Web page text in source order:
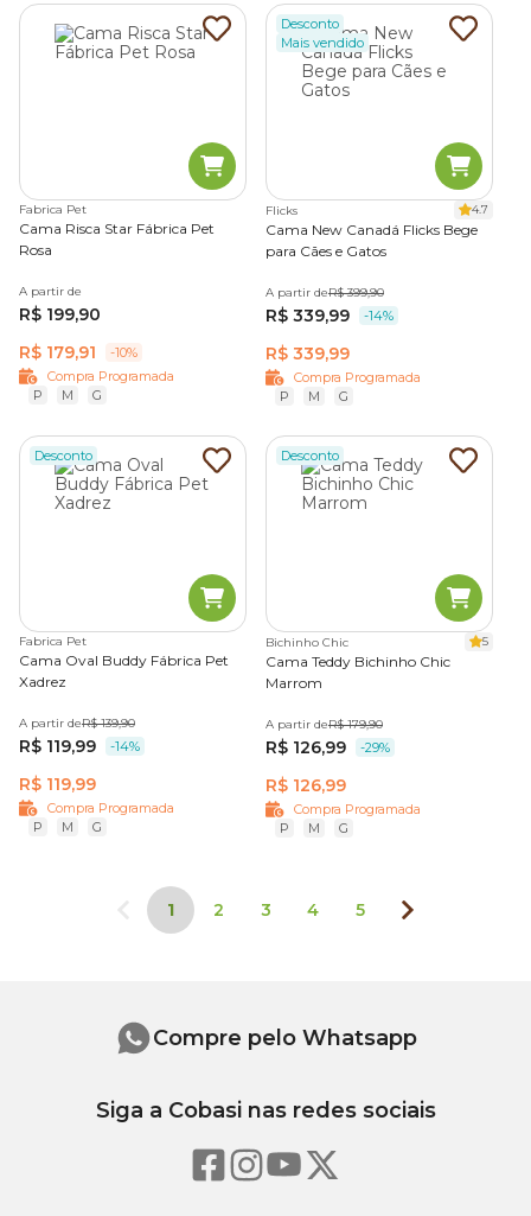
Fabrica Pet
Cama Risca Star Fábrica Pet
Rosa
A partir de
R$ 199,90
R$ 179,91
-10%
Compra Programada
P
M G
Desconto
Mais vendido
Flicks 4.7
Cama New Canadá Flicks Bege
para Cães e Gatos
A partir deR$ 399,90
R$ 339,99 -14%
R$ 339,99
Compra Programada
P
M G
Desconto
Fabrica Pet
Cama Oval Buddy Fábrica Pet
Xadrez
A partir deR$ 139,90
R$ 119,99 -14%
R$ 119,99
Compra Programada
P
M G
Desconto
Bichinho Chic 5
Cama Teddy Bichinho Chic
Marrom
A partir deR$ 179,90
R$ 126,99 -29%
R$ 126,99
Compra Programada
P
M G
1 2 3 4 5
Compre pelo Whatsapp
Siga a Cobasi nas redes sociais